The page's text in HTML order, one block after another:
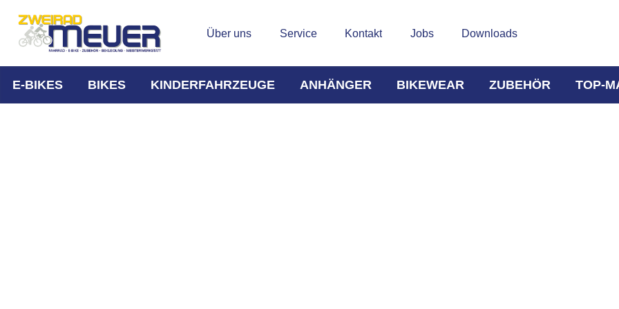
Über uns Service Kontakt Jobs Downloads
E-BIKES BIKES KINDERFAHRZEUGE ANHÄNGER BIKEWEAR ZUBEHÖR TOP-